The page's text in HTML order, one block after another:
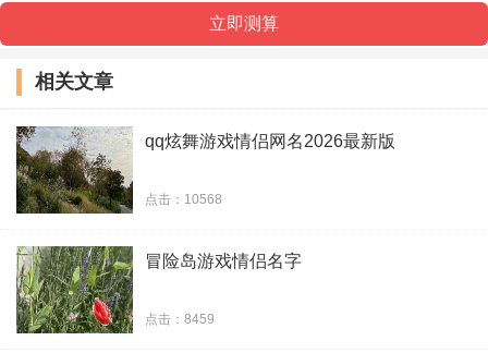
扯、扯扯扯扯 | 拉、拉拉拉拉
￡与你↘白头到老彡|￡与你↘长相斯守彡
她美丽动人 | 他英俊潇洒
wo、可以永远守护 | wo、可以永远珍惜
、简简单单的一句我爱你 | 、平平淡淡的一场
小恋爱
相关文章
qq炫舞游戏情侣网名2026最新版
点击：10568
冒险岛游戏情侣名字
点击：8459